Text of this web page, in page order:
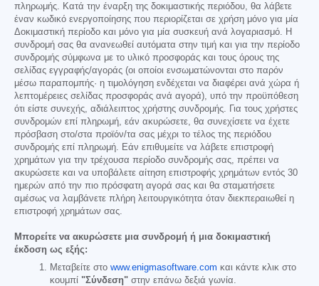
πληρωμής. Κατά την έναρξη της δοκιμαστικής περιόδου, θα λάβετε
έναν κωδικό ενεργοποίησης που περιορίζεται σε χρήση μόνο για μία
Δοκιμαστική περίοδο και μόνο για μία συσκευή ανά λογαριασμό. Η
συνδρομή σας θα ανανεωθεί αυτόματα στην τιμή και για την περίοδο
συνδρομής σύμφωνα με το υλικό προσφοράς και τους όρους της
σελίδας εγγραφής/αγοράς (οι οποίοι ενσωματώνονται στο παρόν
μέσω παραπομπής· η τιμολόγηση ενδέχεται να διαφέρει ανά χώρα ή
λεπτομέρειες σελίδας προσφοράς ανά αγορά), υπό την προϋπόθεση
ότι είστε συνεχής, αδιάλειπτος χρήστης συνδρομής. Για τους χρήστες
συνδρομών επί πληρωμή, εάν ακυρώσετε, θα συνεχίσετε να έχετε
πρόσβαση στο/στα προϊόν/τα σας μέχρι το τέλος της περιόδου
συνδρομής επί πληρωμή. Εάν επιθυμείτε να λάβετε επιστροφή
χρημάτων για την τρέχουσα περίοδο συνδρομής σας, πρέπει να
ακυρώσετε και να υποβάλετε αίτηση επιστροφής χρημάτων εντός 30
ημερών από την πιο πρόσφατη αγορά σας και θα σταματήσετε
αμέσως να λαμβάνετε πλήρη λειτουργικότητα όταν διεκπεραιωθεί η
επιστροφή χρημάτων σας.
Μπορείτε να ακυρώσετε μια συνδρομή ή μια δοκιμαστική
έκδοση ως εξής:
Μεταβείτε στο www.enigmasoftware.com και κάντε κλικ στο
κουμπί "Σύνδεση" στην επάνω δεξιά γωνία.